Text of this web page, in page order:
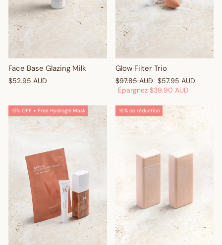
Face Base Glazing Milk
$52.95 AUD
Glow Filter Trio
Prix
régulier
$97.85 AUD Prix
réduit
$57.95 AUD
Épargnez $39.90 AUD
15% OFF + Free Hydrogel Mask 16% de réduction
GET $10 OFF